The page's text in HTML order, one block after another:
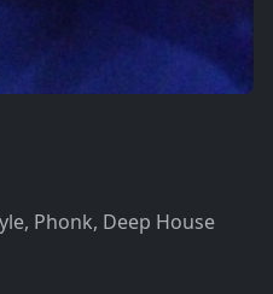
Phonk, Deep House